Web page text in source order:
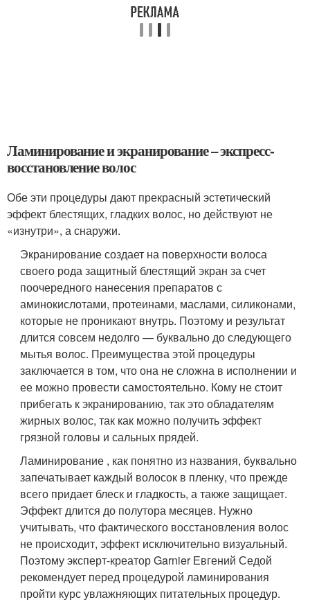
Ламинирование и экранирование – экспресс-
восстановление волос
Обе эти процедуры дают прекрасный эстетический
эффект блестящих, гладких волос, но действуют не
«изнутри», а снаружи.
Экранирование создает на поверхности волоса
своего рода защитный блестящий экран за счет
поочередного нанесения препаратов с
аминокислотами, протеинами, маслами, силиконами,
которые не проникают внутрь. Поэтому и результат
длится совсем недолго — буквально до следующего
мытья волос. Преимущества этой процедуры
заключается в том, что она не сложна в исполнении и
ее можно провести самостоятельно. Кому не стоит
прибегать к экранированию, так это обладателям
жирных волос, так как можно получить эффект
грязной головы и сальных прядей.
Ламинирование , как понятно из названия, буквально
запечатывает каждый волосок в пленку, что прежде
всего придает блеск и гладкость, а также защищает.
Эффект длится до полутора месяцев. Нужно
учитывать, что фактического восстановления волос
не происходит, эффект исключительно визуальный.
Поэтому эксперт-креатор Garnier Евгений Седой
рекомендует перед процедурой ламинирования
пройти курс увлажняющих питательных процедур.